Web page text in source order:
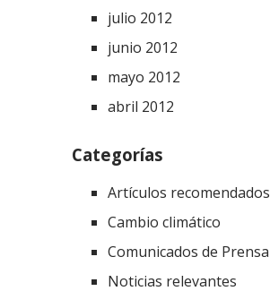
julio 2012
junio 2012
mayo 2012
abril 2012
Categorías
Artículos recomendados
Cambio climático
Comunicados de Prensa
Noticias relevantes